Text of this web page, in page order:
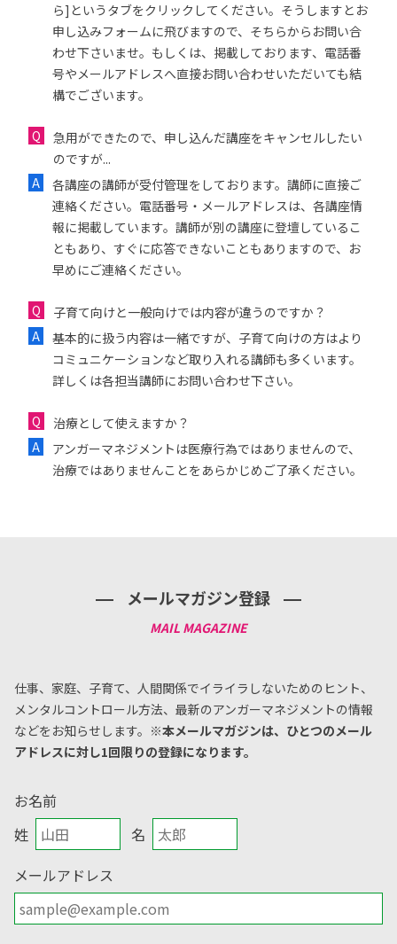
ら]というタブをクリックしてください。そうしますとお
申し込みフォームに飛びますので、そちらからお問い合
わせ下さいませ。もしくは、掲載しております、電話番
号やメールアドレスへ直接お問い合わせいただいても結
構でございます。
急用ができたので、申し込んだ講座をキャンセルしたい
のですが...
各講座の講師が受付管理をしております。講師に直接ご
連絡ください。電話番号・メールアドレスは、各講座情
報に掲載しています。講師が別の講座に登壇しているこ
ともあり、すぐに応答できないこともありますので、お
早めにご連絡ください。
子育て向けと一般向けでは内容が違うのですか？
基本的に扱う内容は一緒ですが、子育て向けの方はより
コミュニケーションなど取り入れる講師も多くいます。
詳しくは各担当講師にお問い合わせ下さい。
治療として使えますか？
アンガーマネジメントは医療行為ではありませんので、
治療ではありませんことをあらかじめご了承ください。
メールマガジン登録
仕事、家庭、子育て、人間関係でイライラしないためのヒント、
メンタルコントロール方法、 最新のアンガーマネジメントの情報
などをお知らせします。 ※本メールマガジンは、ひとつのメール
アドレスに対し1回限りの登録になります。
お名前
姓
名
メールアドレス